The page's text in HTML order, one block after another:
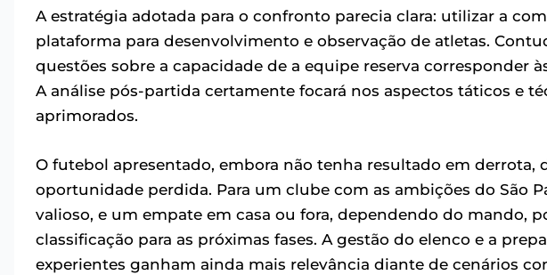
A estratégia adotada para o confronto parecia clara: utilizar a
plataforma para desenvolvimento e observação de atletas.
questões sobre a capacidade de a equipe reserva corresponder
A análise pós-partida certamente focará nos aspectos táticos e
aprimorados.
O futebol apresentado, embora não tenha resultado em derrota,
oportunidade perdida. Para um clube com as ambições do São
valioso, e um empate em casa ou fora, dependendo do mando,
classificação para as próximas fases. A gestão do elenco e a
experientes ganham ainda mais relevância diante de cenários